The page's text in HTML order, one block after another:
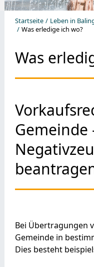
Startseite Leben in
Was erledige ich wo?
Was
Gemeinde
Bei Übertragungen
Gemeinde in
Dies besteht